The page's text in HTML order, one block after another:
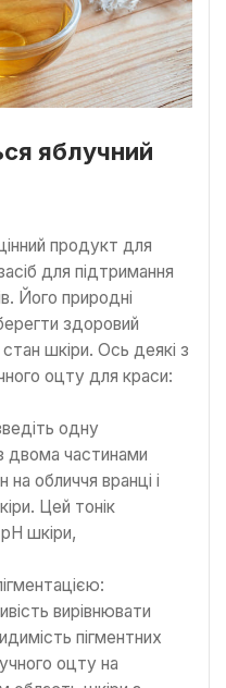
яблучний
продукт для
для підтримання
Його природні
здоровий
стан шкіри. Ось деякі з
оцту для краси:
одну
двома частинами
на обличчя вранці і
Цей тонік
шкіри,
вирівнювати
пігментних
оцту на